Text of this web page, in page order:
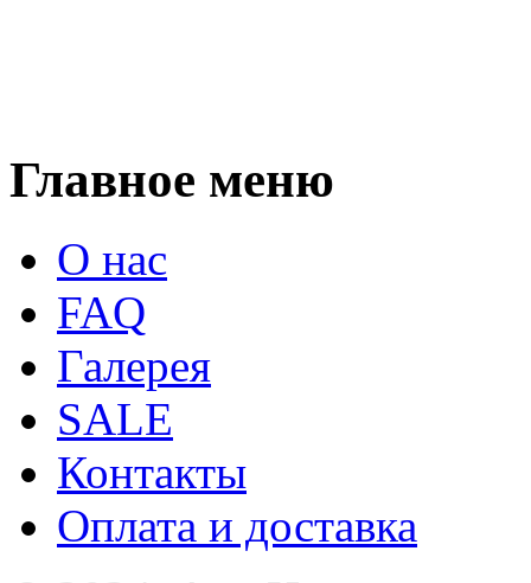
Главное меню
О нас
FAQ
Галерея
SALE
Контакты
Оплата и доставка